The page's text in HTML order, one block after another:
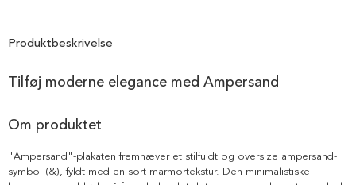
Produktbeskrivelse
Tilføj moderne elegance med Ampersand
Om produktet
"Ampersand"-plakaten fremhæver et stilfuldt og oversize ampersand-
symbol (&), fyldt med en sort marmortekstur. Den minimalistiske